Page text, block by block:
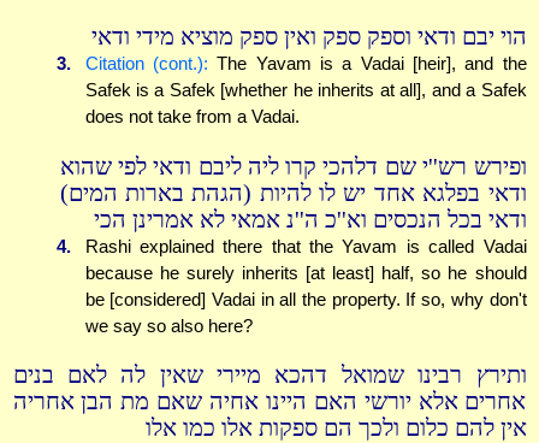
הוי יבם ודאי וספק ספק ואין ספק מוציא מידי ודאי
3. Citation (cont.): The Yavam is a Vadai [heir], and the
Safek is a Safek [whether he inherits at all], and a Safek
does not take from a Vadai.
ופירש רש''י שם דלהכי קרו ליה ליבם ודאי לפי שהוא
ודאי בפלגא אחד יש לו להיות (הגהת בארות המים)
ודאי בכל הנכסים וא''כ ה''נ אמאי לא אמרינן הכי
4.
Rashi explained there that the Yavam is called Vadai
because he surely inherits [at least] half, so he should
be [considered] Vadai in all the property. If so, why don't
we say so also here?
ותירץ רבינו שמואל דהכא מיירי שאין לה לאם בנים
אחרים אלא יורשי האם היינו אחיה שאם מת הבן אחריה
אין להם כלום ולכך הם ספקות אלו כמו אלו